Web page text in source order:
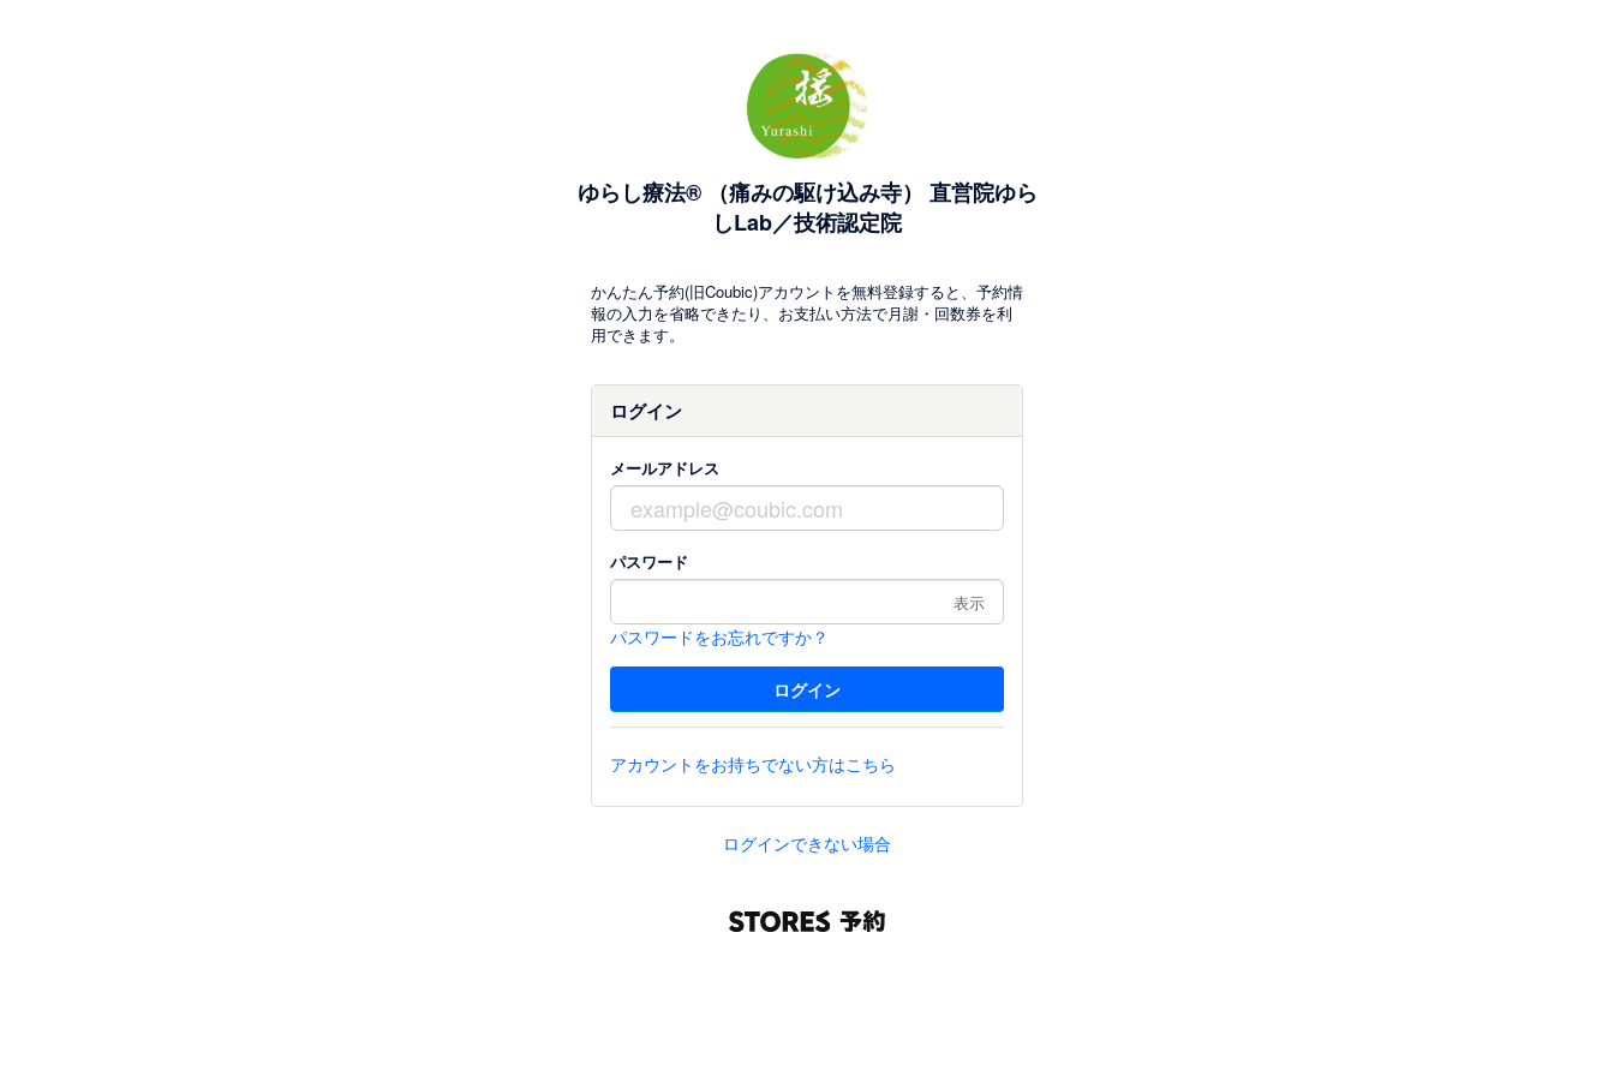
ゆらし療法® （痛みの駆け込み寺） 直営院ゆら
しLab／技術認定院
かんたん予約(旧Coubic)アカウントを無料登録すると、予約情
報の入力を省略できたり、お支払い方法で月謝・回数券を利
用できます。
ログイン
メールアドレス
パスワード
表示
パスワードをお忘れですか？
アカウントをお持ちでない方はこちら
ログインできない場合